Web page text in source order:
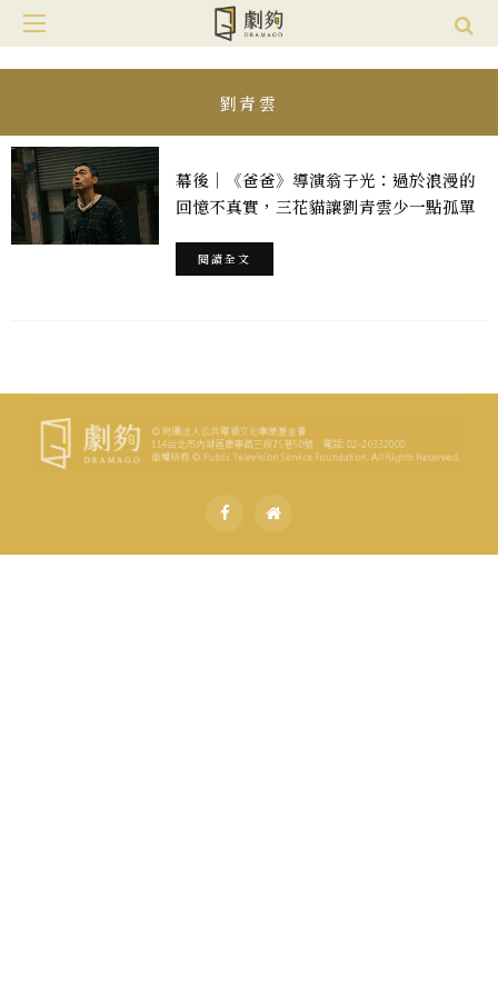
劉青雲
幕後｜《爸爸》導演翁子光：過於浪漫的
回憶不真實，三花貓讓劉青雲少一點孤單
閱讀全文